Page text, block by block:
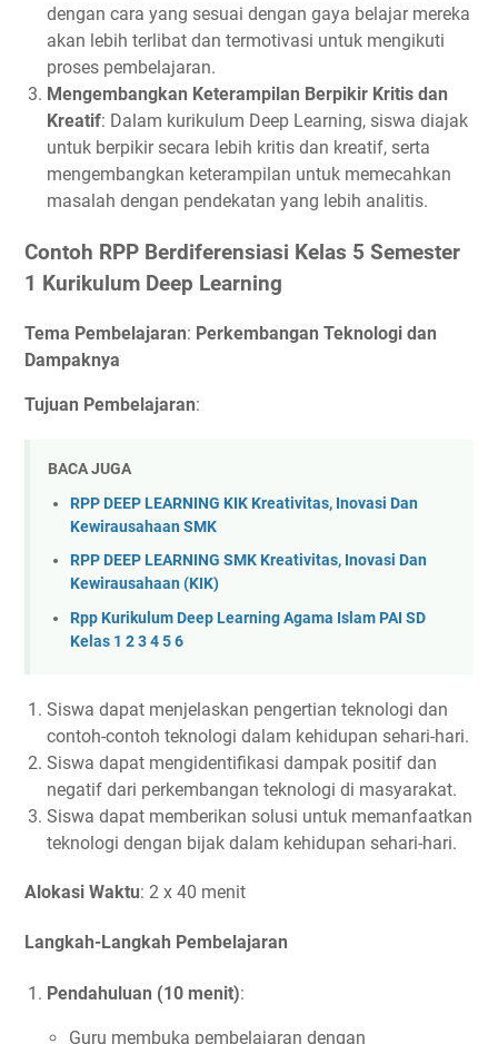
dengan cara yang sesuai dengan gaya belajar mereka
akan lebih terlibat dan termotivasi untuk mengikuti
proses pembelajaran.
Mengembangkan Keterampilan Berpikir Kritis dan
Kreatif: Dalam kurikulum Deep Learning, siswa diajak
untuk berpikir secara lebih kritis dan kreatif, serta
mengembangkan keterampilan untuk memecahkan
masalah dengan pendekatan yang lebih analitis.
Contoh RPP Berdiferensiasi Kelas 5 Semester
1 Kurikulum Deep Learning
Tema Pembelajaran: Perkembangan Teknologi dan
Dampaknya
Tujuan Pembelajaran:
BACA JUGA
RPP DEEP LEARNING KIK Kreativitas, Inovasi Dan
Kewirausahaan SMK
RPP DEEP LEARNING SMK Kreativitas, Inovasi Dan
Kewirausahaan (KIK)
Rpp Kurikulum Deep Learning Agama Islam PAI SD
Kelas 1 2 3 4 5 6
Siswa dapat menjelaskan pengertian teknologi dan
contoh-contoh teknologi dalam kehidupan sehari-hari.
Siswa dapat mengidentifikasi dampak positif dan
negatif dari perkembangan teknologi di masyarakat.
Siswa dapat memberikan solusi untuk memanfaatkan
teknologi dengan bijak dalam kehidupan sehari-hari.
Alokasi Waktu: 2 x 40 menit
Langkah-Langkah Pembelajaran
Pendahuluan (10 menit):
Guru membuka pembelajaran dengan